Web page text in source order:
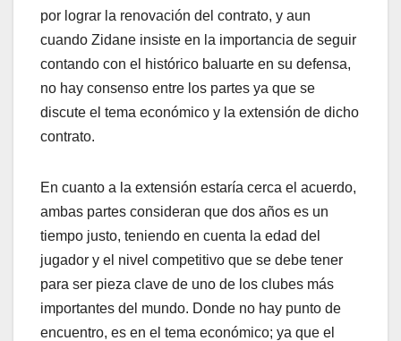
por lograr la renovación del contrato, y aun
cuando Zidane insiste en la importancia de seguir
contando con el histórico baluarte en su defensa,
no hay consenso entre los partes ya que se
discute el tema económico y la extensión de dicho
contrato.
En cuanto a la extensión estaría cerca el acuerdo,
ambas partes consideran que dos años es un
tiempo justo, teniendo en cuenta la edad del
jugador y el nivel competitivo que se debe tener
para ser pieza clave de uno de los clubes más
importantes del mundo. Donde no hay punto de
encuentro, es en el tema económico; ya que el